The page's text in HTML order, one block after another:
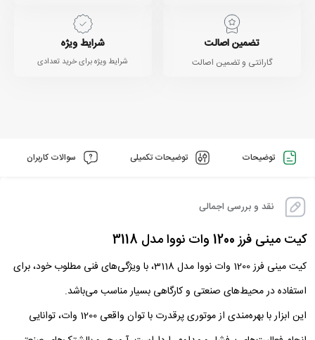
تضمین اصالت
گارانتی و تضمین اصالت
شرایط ویژه
شرایط ویژه برای خرید تعدادی
توضیحات توضیحات تکمیلی سوالات کاربران
نقد و بررسی اجمالی
کیت مینی فرز 1200 وات نووا مدل 3118
کیت مینی فرز 1200 وات نووا مدل 3118، با ویژگی‌های فنی مطلوب خود، برای
استفاده در محیط‌های صنعتی و کارگاهی بسیار مناسب می‌باشد.
این ابزار با بهره‌مندی از موتوری پرقدرت با توان واقعی 1200 وات، توانایی